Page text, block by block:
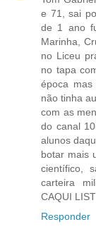
e 71, sai
de 1 ano
Marinha,
no Liceu
no tapa
época
não tinha
com as
do canal
alunos
botar mais
científico,
carteira
CAQUI
Responder